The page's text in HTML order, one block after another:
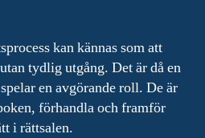
kan kännas som att
tydlig utgång. Det är då en
en avgörande roll. De är
förhandla och framför
i rättsalen.